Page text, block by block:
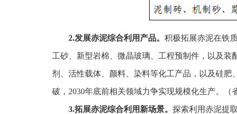
2.发展赤泥综合利用产品。 积极拓展赤泥在铁
工砂、新型岩棉、微晶玻璃、工程预制件，以及
剂、活性载体、颜料、染料等化工产品，以及硅肥
破，2030年底前相关领域力争实现规模化生产。
3.拓展赤泥综合利用新场景。 探索利用赤泥提